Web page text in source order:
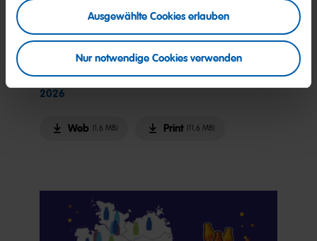
Ausgewählte Cookies erlauben
Nur notwendige Cookies verwenden
HARIBO Cola & Orange Packshot
2026
Web (1,6 MB) Print (11,6 MB)
Bild (PNG)